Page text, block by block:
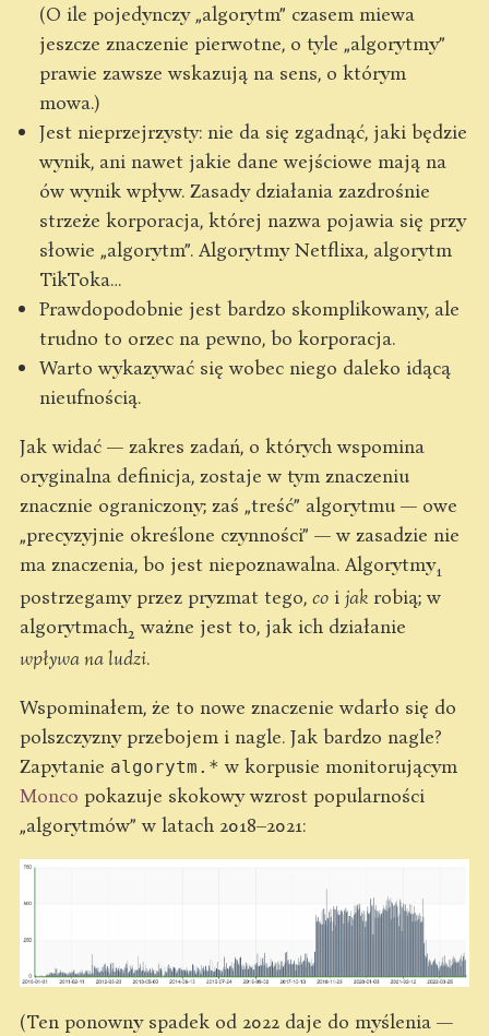
(O ile pojedynczy „algorytm” czasem miewa
jeszcze znaczenie pierwotne, o tyle „algorytmy”
prawie zawsze wskazują na sens, o którym
mowa.)
Jest nieprzejrzysty: nie da się zgadnąć, jaki będzie
wynik, ani nawet jakie dane wejściowe mają na
ów wynik wpływ. Zasady działania zazdrośnie
strzeże korporacja, której nazwa pojawia się przy
słowie „algorytm”. Algorytmy Netflixa, algorytm
TikToka…
Prawdopodobnie jest bardzo skomplikowany, ale
trudno to orzec na pewno, bo korporacja.
Warto wykazywać się wobec niego daleko idącą
nieufnością.
Jak widać — zakres zadań, o których wspomina
oryginalna definicja, zostaje w tym znaczeniu
znacznie ograniczony; zaś „treść” algorytmu — owe
„precyzyjnie określone czynności” — w zasadzie nie
ma znaczenia, bo jest niepoznawalna. Algorytmy1
postrzegamy przez pryzmat tego, co i jak robią; w
algorytmach2 ważne jest to, jak ich działanie
wpływa na ludzi.
Wspominałem, że to nowe znaczenie wdarło się do
polszczyzny przebojem i nagle. Jak bardzo nagle?
Zapytanie algorytm.* w korpusie monitorującym
Monco pokazuje skokowy wzrost popularności
„algorytmów” w latach 2018–2021:
(Ten ponowny spadek od 2022 daje do myślenia —